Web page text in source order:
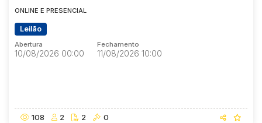
ONLINE E PRESENCIAL
Leilão
Abertura
10/08/2026 00:00
Fechamento
11/08/2026 10:00
108 2 2 0